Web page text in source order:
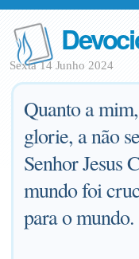
Sexta 14 Junho 2024
Quanto a
glorie, a não
Senhor Jesus
mundo foi
para o mundo.